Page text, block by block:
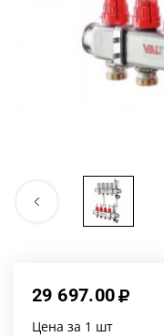
29 697.00
Цена за 1 шт